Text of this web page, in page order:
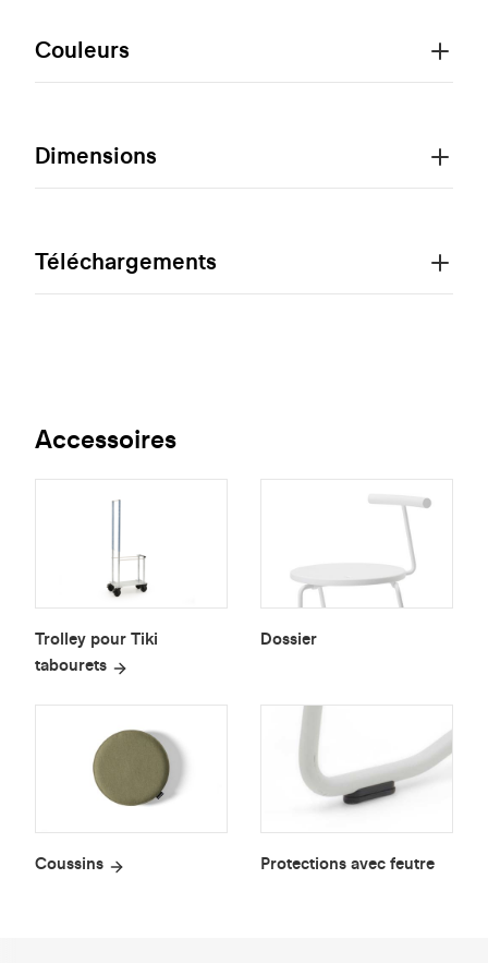
Couleurs
Dimensions
Téléchargements
Accessoires
Trolley pour Tiki
tabourets
Dossier
Coussins Protections avec feutre